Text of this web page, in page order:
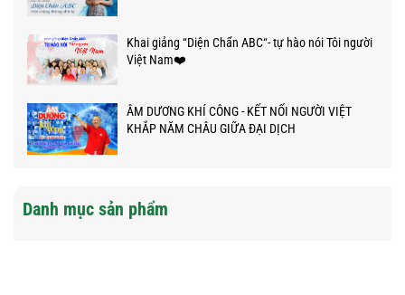
Khai giảng “Diện Chẩn ABC“- tự hào nói Tôi người
Việt Nam❤️
ÂM DƯƠNG KHÍ CÔNG - KẾT NỐI NGƯỜI VIỆT
KHẮP NĂM CHÂU GIỮA ĐẠI DỊCH
Danh mục sản phẩm